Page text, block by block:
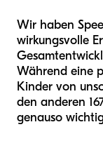
Wir haben
wirkungsvolle
Während eine
Kinder von
den anderen
genauso